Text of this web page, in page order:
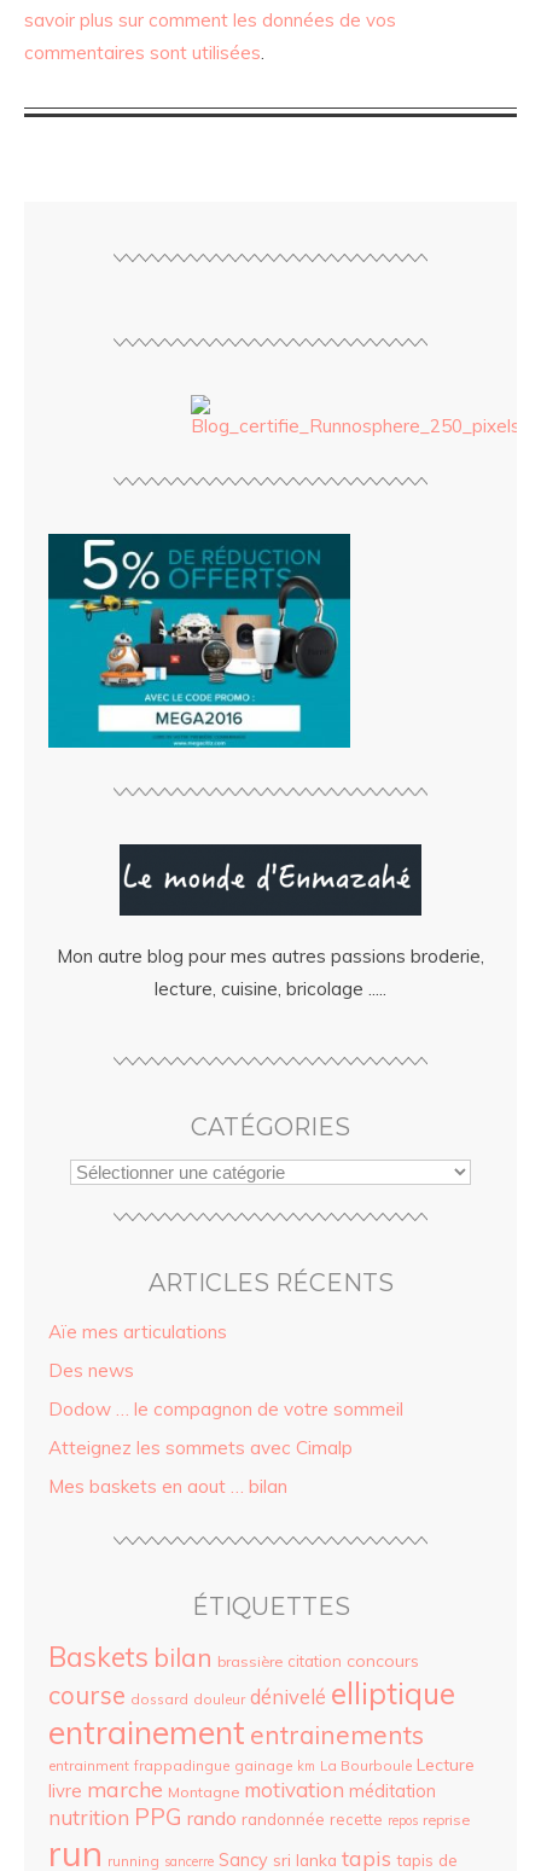
savoir plus sur comment les données de vos
commentaires sont utilisées.
Mon autre blog pour mes autres passions broderie,
lecture, cuisine, bricolage .....
CATÉGORIES
ARTICLES RÉCENTS
Aïe mes articulations
Des news
Dodow … le compagnon de votre sommeil
Atteignez les sommets avec Cimalp
Mes baskets en aout … bilan
ÉTIQUETTES
Baskets bilan brassière citation concours
course dossard douleur dénivelé elliptique
entrainement entrainements
entrainment frappadingue gainage km La Bourboule Lecture
livre marche Montagne motivation méditation
nutrition PPG rando randonnée recette repos reprise
run running sancerre Sancy sri lanka tapis tapis de